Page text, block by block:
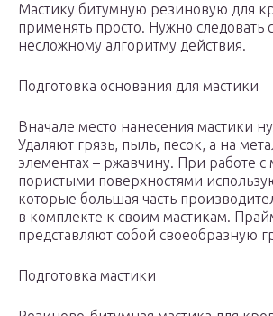
Мастику битумную резиновую для
применять просто. Нужно
несложному алгоритму действия.
Подготовка основания для мастики
Вначале место нанесения мастики
Удаляют грязь, пыль, песок, а на
элементах – ржавчину. При работе
пористыми поверхностями
которые большая часть
в комплекте к своим мастикам.
представляют собой своеобразную
Подготовка мастики